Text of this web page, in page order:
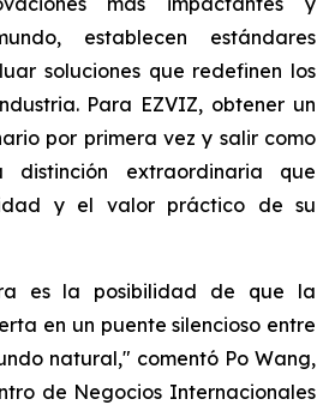
establecen estándares
soluciones que redefinen los
Para EZVIZ, obtener un
por primera vez y salir como
extraordinaria que
y el valor práctico de su
es la posibilidad de que la
en un puente silencioso entre
natural," comentó Po Wang,
de Negocios Internacionales